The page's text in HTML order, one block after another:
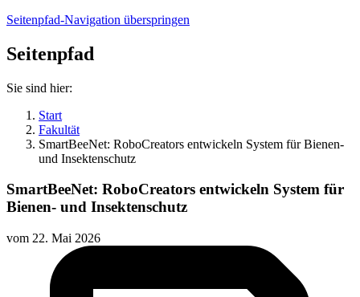
Seitenpfad-Navigation überspringen
Seitenpfad
Sie sind hier:
Start
Fakultät
SmartBeeNet: RoboCreators entwickeln System für Bienen-
und Insektenschutz
SmartBeeNet: RoboCreators entwickeln System für
Bienen- und Insektenschutz
vom 22. Mai 2026